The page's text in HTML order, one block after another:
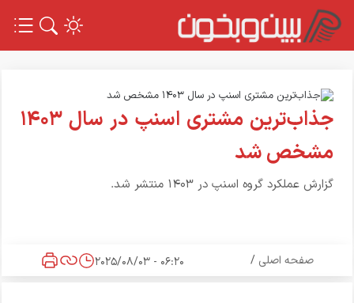
صفحه اصلی /
06:20 - 2025/08/03
جذاب‌ترین مشتری اسنپ در سال ۱۴۰۳
مشخص شد
گزارش عملکرد گروه اسنپ در ۱۴۰۳ منتشر شد.